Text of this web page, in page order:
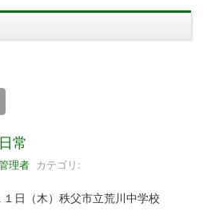
常
理者 カテゴリ:
日（木）秩父市立荒川中学校